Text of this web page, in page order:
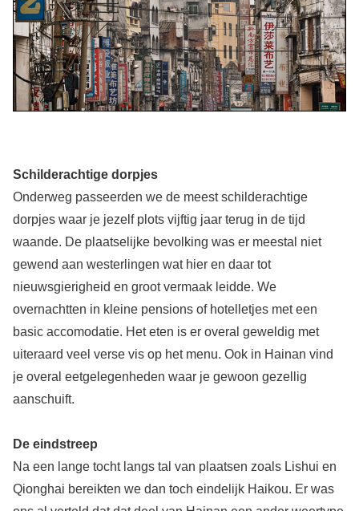
Schilderachtige dorpjes
Onderweg passeerden we de meest schilderachtige
dorpjes waar je jezelf plots vijftig jaar terug in de tijd
waande. De plaatselijke bevolking was er meestal niet
gewend aan westerlingen wat hier en daar tot
nieuwsgierigheid en groot vermaak leidde. We
overnachtten in kleine pensions of hotelletjes met een
basic accomodatie. Het eten is er overal geweldig met
uiteraard veel verse vis op het menu. Ook in Hainan vind
je overal eetgelegenheden waar je gewoon gezellig
aanschuift.
De eindstreep
Na een lange tocht langs tal van plaatsen zoals Lishui en
Qionghai bereikten we dan toch eindelijk Haikou. Er was